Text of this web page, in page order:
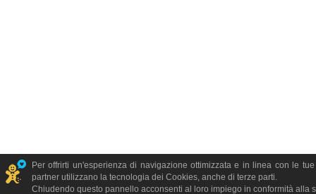
Per offrirti un'esperienza di navigazione ottimizzata e in linea con le
partner utilizzano la tecnologia dei Cookies, anche di terze parti.
Chiudendo questo pannello acconsenti al loro impiego in conformità alla